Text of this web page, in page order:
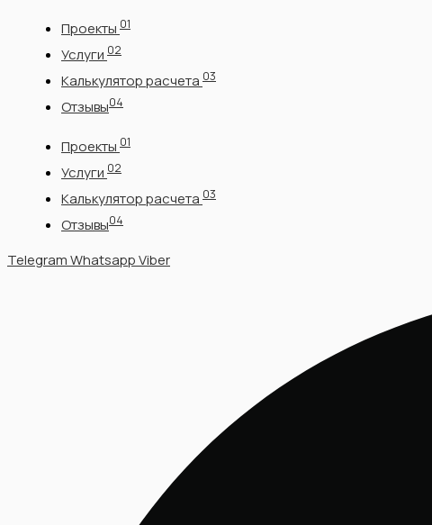
содержимому
Проекты 01
Услуги 02
Калькулятор расчета 03
Отзывы04
Проекты 01
Услуги 02
Калькулятор расчета 03
Отзывы04
TelegramWhatsappViber